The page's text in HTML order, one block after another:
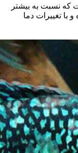
که نسبت به بیشتر
با تغییرات دما